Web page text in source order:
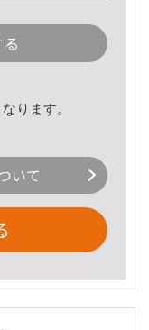
ります。
いて